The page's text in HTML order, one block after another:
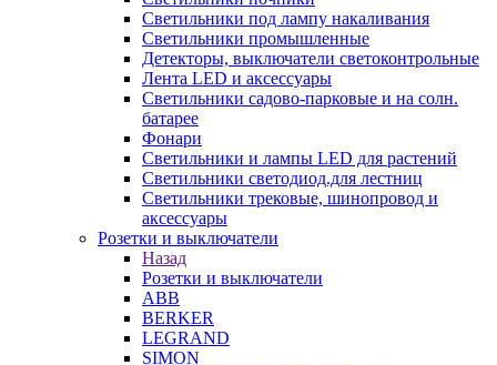
Светильники под лампу накаливания
Светильники промышленные
Детекторы, выключатели светоконтрольные
Лента LED и аксессуары
Светильники садово-парковые и на солн.
батарее
Фонари
Светильники и лампы LED для растений
Светильники светодиод.для лестниц
Светильники трековые, шинопровод и
аксессуары
Розетки и выключатели
Назад
Розетки и выключатели
ABB
BERKER
LEGRAND
SIMON